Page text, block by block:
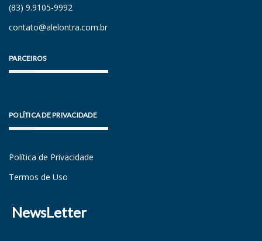
(83) 9.9105-9992
contato@alelontra.com.br
PARCEIROS
POLÍTICA DE PRIVACIDADE
Política de Privacidade
Termos de Uso
NewsLetter